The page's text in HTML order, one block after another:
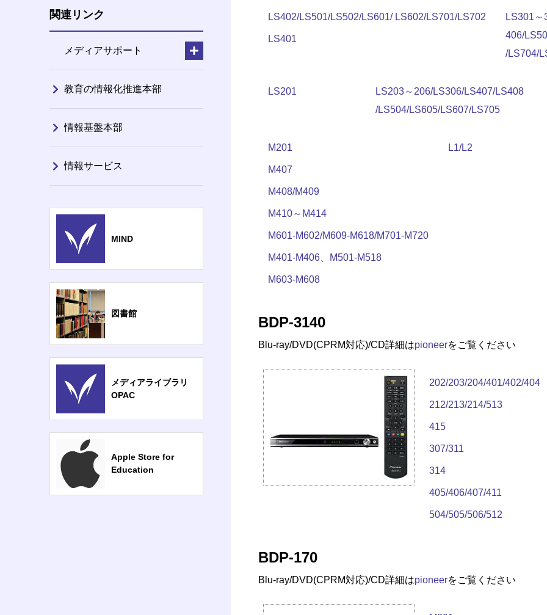
LS402/LS501/LS502/LS601/ LS602/LS701/LS702
LS401
LS301
406/
/LS704/
LS201
LS203～206/LS306/LS407/LS408
/LS504/LS605/LS607/LS705
M201
M407
M408/M409
M410～M414
M601-M602/M609-M618/M701-M720
M401-M406、M501-M518
M603-M608
L1/L2
BDP-3140
Blu-ray/DVD(CPRM対応)/CD詳細はpioneerをご覧ください
202/203/204/401/402/404
212/213/214/513
415
307/311
314
405/406/407/411
504/505/506/512
BDP-170
Blu-ray/DVD(CPRM対応)/CD詳細はpioneerをご覧ください
関連リンク
メディアサポート
教育の情報化推進本部
情報基盤本部
情報サービス
MIND
図書館
メディアライブラリ
OPAC
Apple Store for
Education